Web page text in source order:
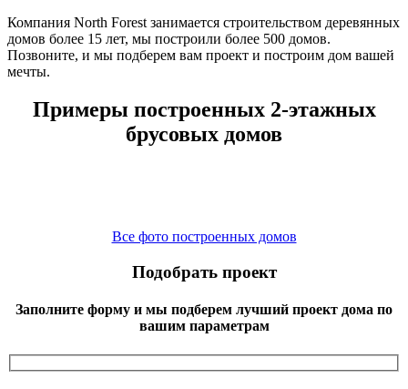
Компания North Forest занимается строительством деревянных
домов более 15 лет, мы построили более 500 домов.
Позвоните, и мы подберем вам проект и построим дом вашей
мечты.
Примеры построенных 2-этажных
брусовых домов
Все фото построенных домов
Подобрать проект
Заполните форму и мы подберем лучший проект дома по
вашим параметрам